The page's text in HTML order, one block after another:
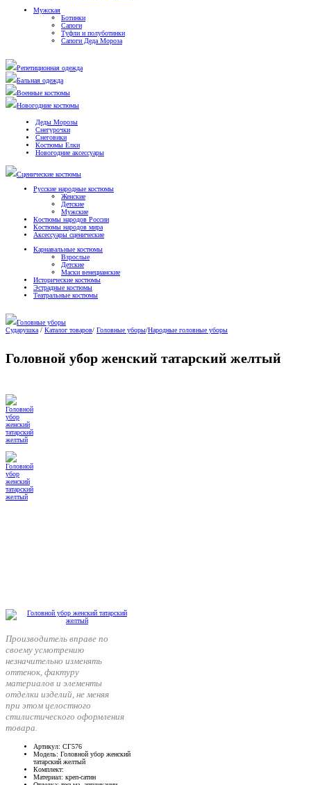
Мужская
Ботинки
Сапоги
Туфли и полуботинки
Сапоги Деда Мороза
Репетиционная одежда
Бальная одежда
Военные костюмы
Новогодние костюмы
Деды Морозы
Снегурочки
Снеговики
Костюмы Елки
Новогодние аксессуары
Сценические костюмы
Русские народные костюмы
Женские
Детские
Мужские
Костюмы народов России
Костюмы народов мира
Аксессуары сценические
Карнавальные костюмы
Взрослые
Детские
Маски венецианские
Исторические костюмы
Эстрадные костюмы
Театральные костюмы
Головные уборы
Сударушка / Каталог товаров/ Головные уборы/Народные головные уборы
Головной убор женский татарский желтый
Производитель вправе по
своему усмотрению
незначительно изменять
оттенок, фактуру
материалов и элементы
отделки изделий, не меняя
при этом целостного
стилистического оформления
товара.
Артикул: СГ576
Модель: Головной убор женский
татарский желтый
Комплект:
Материал: креп-сатин